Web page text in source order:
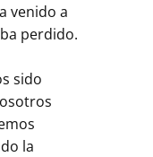
venido a
perdido.
sido
la